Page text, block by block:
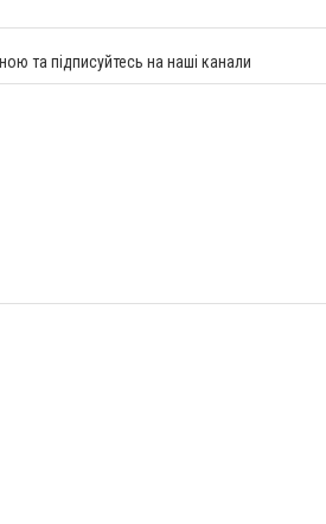
та підписуйтесь на наші канали